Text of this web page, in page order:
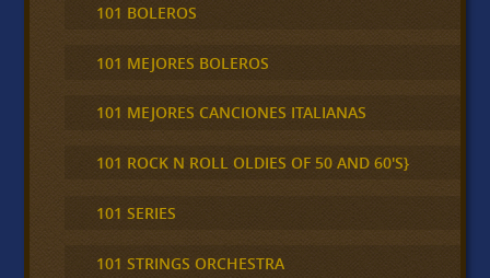
101 BOLEROS
101 MEJORES BOLEROS
101 MEJORES CANCIONES ITALIANAS
101 ROCK N ROLL OLDIES OF 50 AND 60'S}
101 SERIES
101 STRINGS ORCHESTRA